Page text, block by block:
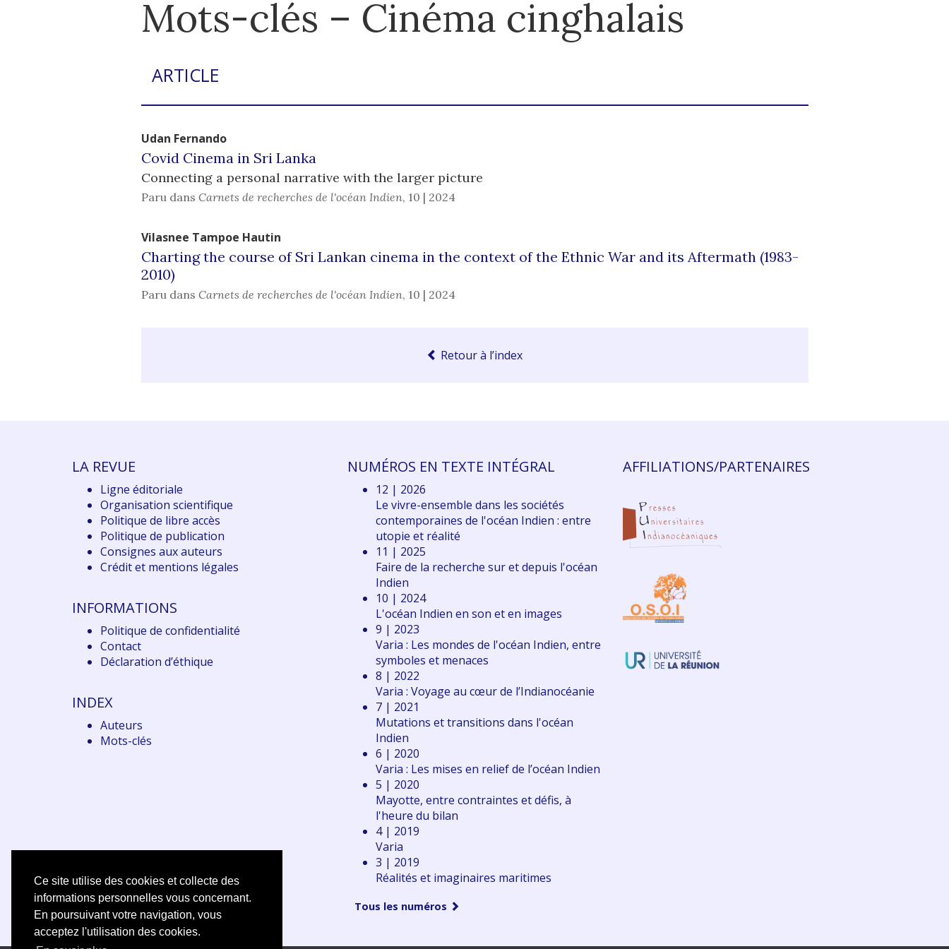
Ce site utilise des cookies et collecte des
informations personnelles vous concernant.
En poursuivant votre navigation, vous
acceptez l'utilisation des cookies.
Mots-clés – Cinéma cinghalais
ARTICLE
Udan Fernando
Covid Cinema in Sri Lanka
Connecting a personal narrative with the larger picture
Paru dans Carnets de recherches de l'océan Indien, 10 | 2024
Vilasnee Tampoe Hautin
Charting the course of Sri Lankan cinema in the context of the Ethnic War and its Aftermath (1983-
2010)
Paru dans Carnets de recherches de l'océan Indien, 10 | 2024
Retour à l’index
LA REVUE
Ligne éditoriale
Organisation scientifique
Politique de libre accès
Politique de publication
Consignes aux auteurs
Crédit et mentions légales
INFORMATIONS
Politique de confidentialité
Contact
Déclaration d’éthique
INDEX
Auteurs
Mots-clés
NUMÉROS EN TEXTE INTÉGRAL
12 | 2026
Le vivre-ensemble dans les sociétés
contemporaines de l'océan Indien : entre
utopie et réalité
11 | 2025
Faire de la recherche sur et depuis l'océan
Indien
10 | 2024
L'océan Indien en son et en images
9 | 2023
Varia : Les mondes de l'océan Indien, entre
symboles et menaces
8 | 2022
Varia : Voyage au cœur de l’Indianocéanie
7 | 2021
Mutations et transitions dans l'océan
Indien
6 | 2020
Varia : Les mises en relief de l’océan Indien
5 | 2020
Mayotte, entre contraintes et défis, à
l'heure du bilan
4 | 2019
Varia
3 | 2019
Réalités et imaginaires maritimes
Tous les numéros
AFFILIATIONS/PARTENAIRES